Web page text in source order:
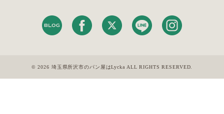
© 2026 埼玉県所沢市のパン屋はLycka ALL RIGHTS RESERVED.